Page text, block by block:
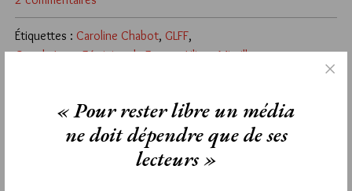
Étiquettes : Caroline Chabot, GLFF,
Grande Loge Féminine de France,Liliane Mirville
2 JUIN 2024 À 9H02 / RÉPONDRE
Peut-on être plusieurs fois conseillère fédérale à la GLFF?
« Pour rester libre un média
ne doit dépendre que de ses
lecteurs »